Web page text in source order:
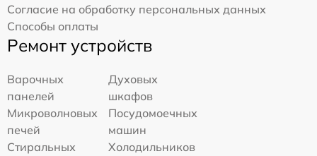
Согласие на обработку персональных данных
Способы оплаты
Ремонт устройств
Варочных
панелей
Духовых
шкафов
Микроволновых
печей
Посудомоечных
машин
Стиральных
Холодильников